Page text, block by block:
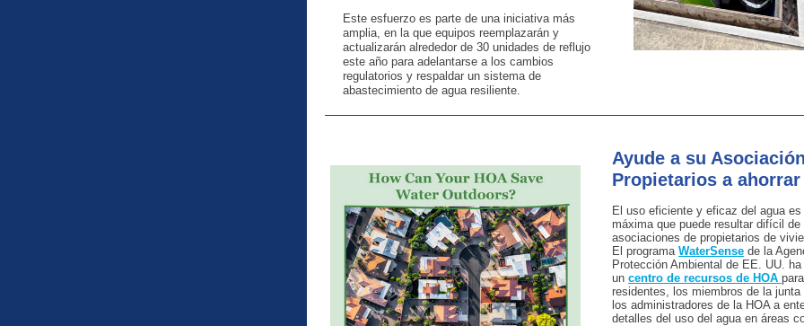
Este esfuerzo es parte de una iniciativa más
amplia, en la que equipos reemplazarán y
actualizarán alrededor de 30 unidades de reflujo
este año para adelantarse a los cambios
regulatorios y respaldar un sistema de
abastecimiento de agua resiliente.
Ayude a su
Propietarios a ahorrar
El uso eficiente y eficaz del agua es
máxima que puede resultar difícil de
asociaciones de propietarios de
El programa WaterSense de la
Protección Ambiental de EE. UU.
un centro de recursos de HOA
residentes, los miembros de la junta
los administradores de la HOA a
detalles del uso del agua en áreas